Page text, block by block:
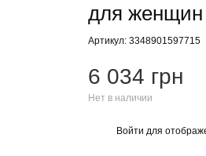
для женщин
Артикул: 3348901597715
6 034 грн
Нет в наличии
Войти для